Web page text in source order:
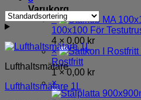
Varukorg
×
100x100 För
4 × 0,00kr
×
Rostfritt
1 ×0,00 kr
×
Lufthaltsmätare
Lufthaltsmätare 1L